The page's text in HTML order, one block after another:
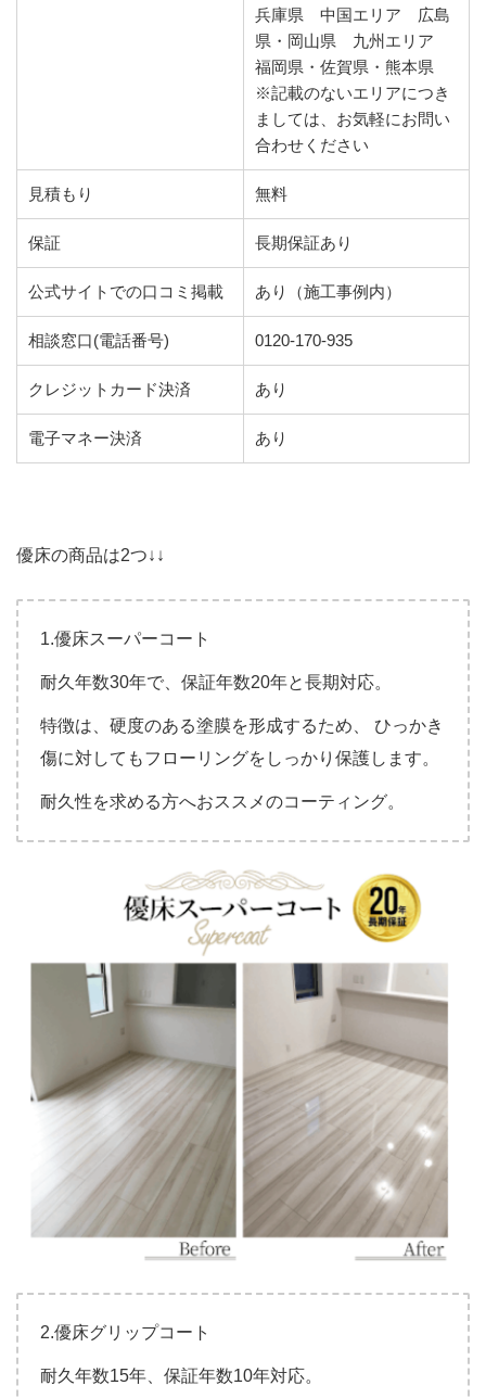
兵庫県 中国エリア 広島
県・岡山県 九州エリア
福岡県・佐賀県・熊本県
※記載のないエリアにつき
ましては、お気軽にお問い
合わせください
見積もり 無料
保証 長期保証あり
公式サイトでの口コミ掲載 あり（施工事例内）
相談窓口(電話番号) 0120-170-935
クレジットカード決済 あり
電子マネー決済 あり
優床の商品は2つ↓↓
1.優床スーパーコート
耐久年数30年で、保証年数20年と長期対応。
特徴は、硬度のある塗膜を形成するため、 ひっかき
傷に対してもフローリングをしっかり保護します。
耐久性を求める方へおススメのコーティング。
2.優床グリップコート
耐久年数15年、保証年数10年対応。